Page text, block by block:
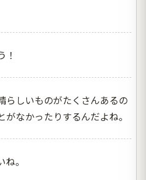
！
しいものがたくさんあるの
がなかったりするんだよね。
。